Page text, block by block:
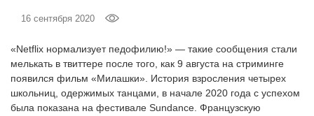
16 сентября 2020
«Netflix нормализует педофилию!» — такие сообщения стали
мелькать в твиттере после того, как 9 августа на стриминге
появился фильм «Милашки». История взросления четырех
школьниц, одержимых танцами, в начале 2020 года с успехом
была показана на фестивале Sundance. Французскую